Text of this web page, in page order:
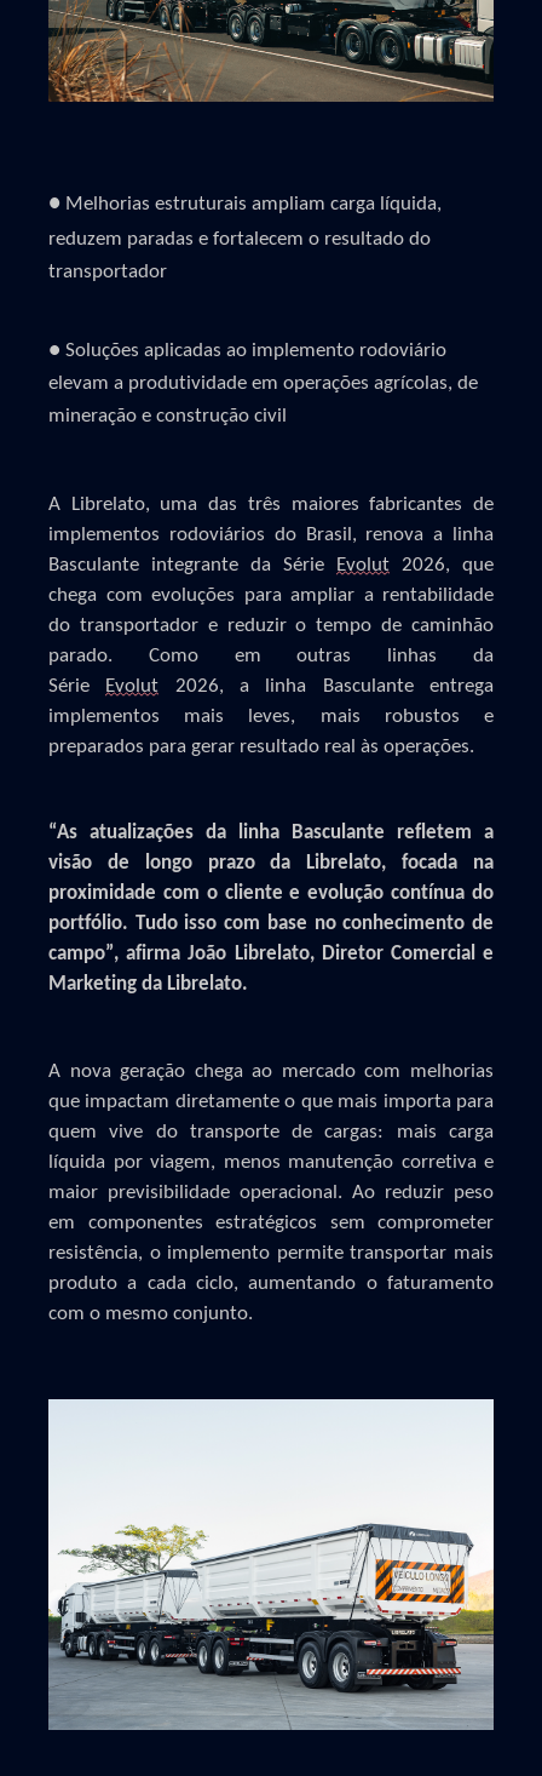
● Melhorias estruturais ampliam carga líquida,
reduzem paradas e fortalecem o resultado do
transportador
● Soluções aplicadas ao implemento rodoviário
elevam a produtividade em operações agrícolas, de
mineração e construção civil
A Librelato, uma das três maiores fabricantes de
implementos rodoviários do Brasil, renova a linha
Basculante integrante da Série
Evolut 2026, que
chega com evoluções para ampliar a rentabilidade
do transportador e reduzir o tempo de caminhão
parado. Como em outras linhas da
Série Evolut 2026, a linha Basculante entrega
implementos mais leves, mais robustos e
preparados para gerar resultado real às operações.
“As atualizações da linha Basculante refletem a
visão de longo prazo da Librelato, focada na
proximidade com o cliente e evolução contínua do
portfólio. Tudo isso com base no conhecimento de
campo”, afirma João Librelato, Diretor Comercial e
Marketing da Librelato.
A nova geração chega ao mercado com melhorias
que impactam diretamente o que mais importa para
quem vive do transporte de cargas: mais carga
líquida por viagem, menos manutenção corretiva e
maior previsibilidade operacional. Ao reduzir peso
em componentes estratégicos sem comprometer
resistência, o implemento permite transportar mais
produto a cada ciclo, aumentando o faturamento
com o mesmo conjunto.